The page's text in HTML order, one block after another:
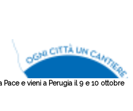
Pace e vieni a Perugia il 9 e 10 ottobre